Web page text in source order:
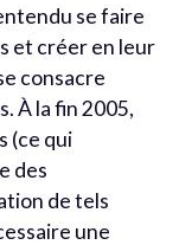
se faire
et créer en leur
consacre
À la fin 2005,
(ce qui
des
de tels
une